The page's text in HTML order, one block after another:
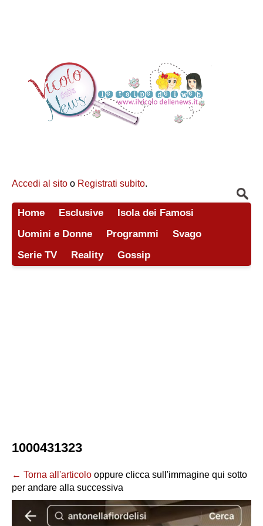
Accedi al sito o Registrati subito.
Home Esclusive
Isola dei Famosi
Uomini e Donne
Programmi
Svago
Serie TV
Reality Gossip
1000431323
← Torna all'articolo oppure clicca sull'immagine qui sotto
per andare alla successiva